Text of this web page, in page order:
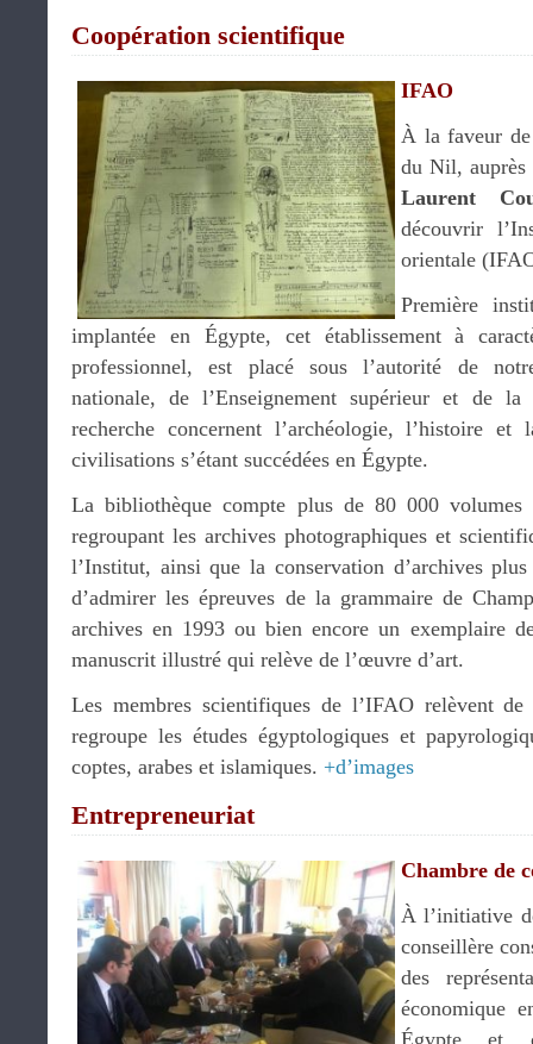
Coopération scientifique
IFAO
À la faveur de
du Nil, auprès
Laurent
découvrir
orientale
Première
implantée en Égypte, cet établissement à
professionnel, est placé sous l’autorité de
nationale, de l’Enseignement supérieur et de la
recherche concernent l’archéologie, l’histoire
civilisations s’étant succédées en Égypte.
La bibliothèque compte plus de 80 000
regroupant les archives photographiques et
l’Institut, ainsi que la conservation d’archives
d’admirer les épreuves de la grammaire de
archives en 1993 ou bien encore un exemplaire
manuscrit illustré qui relève de l’œuvre d’art.
Les membres scientifiques de l’IFAO relèvent
regroupe les études égyptologiques et
coptes, arabes et islamiques. +d’images
Entrepreneuriat
Chambre de
À l’initiative
conseillère
des
économique
Égypte et